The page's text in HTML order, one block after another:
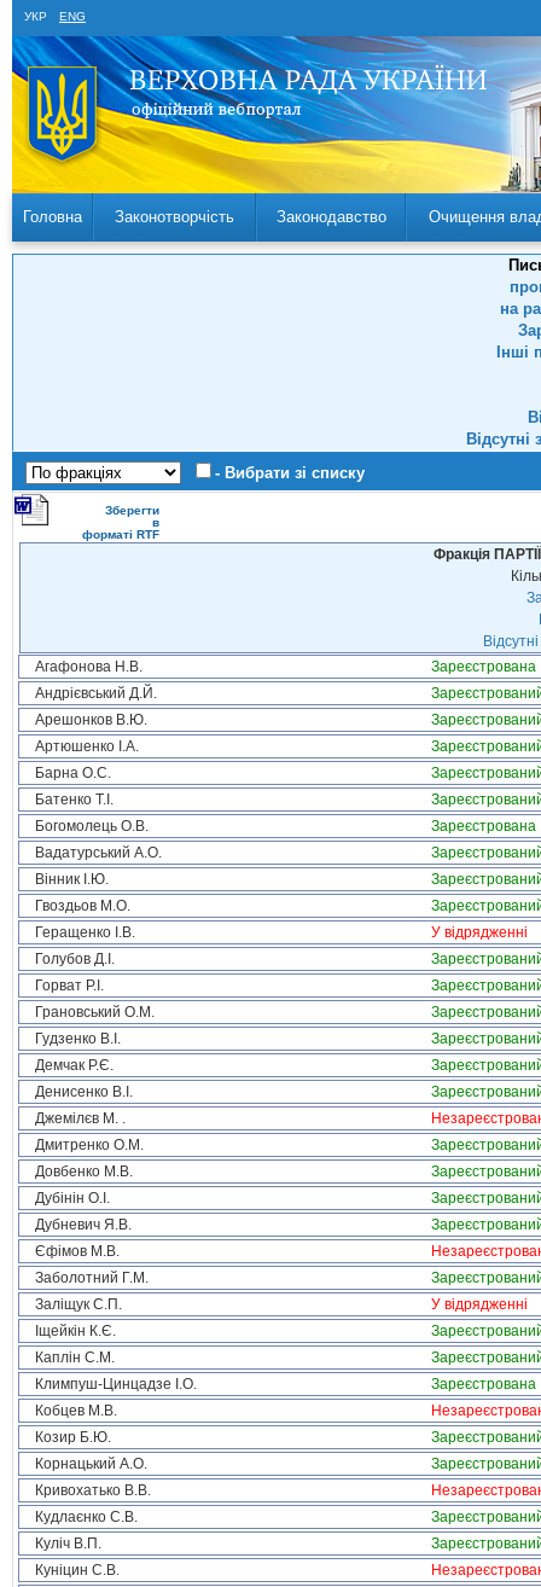
УКР ENG
Головна Законотворчість Законодавство Очищення
на
Інші
- Вибрати зі списку
Зберегти
в
форматі RTF
Фракція
Агафонова Н.В.
Зареєстрована
Андрієвський Д.Й.
Арешонков В.Ю.
Артюшенко І.А.
Барна О.С.
Батенко Т.І.
Богомолець О.В.
Зареєстрована
Вадатурський А.О.
Вінник І.Ю.
Гвоздьов М.О.
Геращенко І.В.
У відрядженні
Голубов Д.І.
Горват Р.І.
Грановський О.М.
Гудзенко В.І.
Демчак Р.Є.
Денисенко В.І.
Джемілєв М. .
Дмитренко О.М.
Довбенко М.В.
Дубінін О.І.
Дубневич Я.В.
Єфімов М.В.
Заболотний Г.М.
Заліщук С.П.
У відрядженні
Іщейкін К.Є.
Каплін С.М.
Климпуш-Цинцадзе І.О.
Зареєстрована
Кобцев М.В.
Козир Б.Ю.
Корнацький А.О.
Кривохатько В.В.
Кудлаєнко С.В.
Куліч В.П.
Куніцин С.В.